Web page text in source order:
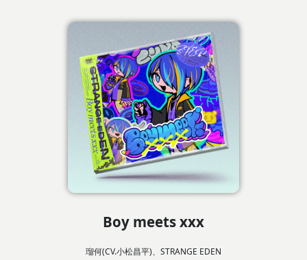
Boy meets xxx
瑠何(CV.小松昌平)、STRANGE EDEN